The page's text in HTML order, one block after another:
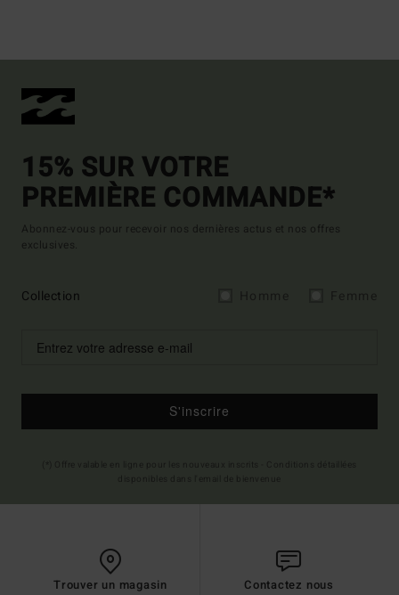
15% SUR VOTRE
PREMIÈRE COMMANDE*
Abonnez-vous pour recevoir nos dernières actus et nos offres
exclusives.
Collection
S'inscrire
Trouver un magasin Contactez nous